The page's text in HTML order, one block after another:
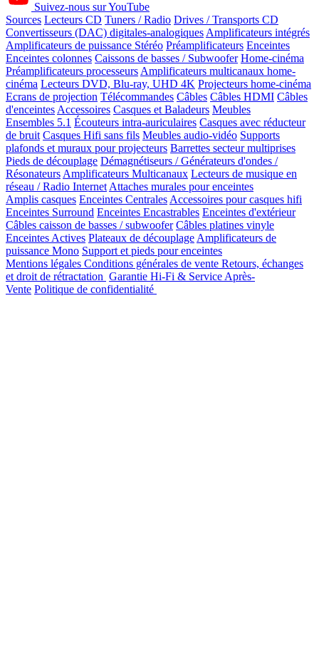
Suivez-nous sur YouTube
Sources Lecteurs CD Tuners / Radio Drives / Transports CD
Convertisseurs (DAC) digitales-analogiques Amplificateurs intégrés
Amplificateurs de puissance Stéréo Préamplificateurs Enceintes
Enceintes colonnes Caissons de basses / Subwoofer Home-cinéma
Préamplificateurs processeurs Amplificateurs multicanaux home-
cinéma Lecteurs DVD, Blu-ray, UHD 4K Projecteurs home-cinéma
Ecrans de projection Télécommandes Câbles Câbles HDMI Câbles
d'enceintes Accessoires Casques et Baladeurs Meubles
Ensembles 5.1 Écouteurs intra-auriculaires Casques avec réducteur
de bruit Casques Hifi sans fils Meubles audio-vidéo Supports
plafonds et muraux pour projecteurs Barrettes secteur multiprises
Pieds de découplage Démagnétiseurs / Générateurs d'ondes /
Résonateurs Amplificateurs Multicanaux Lecteurs de musique en
réseau / Radio Internet Attaches murales pour enceintes
Amplis casques Enceintes Centrales Accessoires pour casques hifi
Enceintes Surround Enceintes Encastrables Enceintes d'extérieur
Câbles caisson de basses / subwoofer Câbles platines vinyle
Enceintes Actives Plateaux de découplage Amplificateurs de
puissance Mono Support et pieds pour enceintes
Mentions légales Conditions générales de vente Retours, échanges
et droit de rétractation Garantie Hi-Fi & Service Après-
Vente Politique de confidentialité